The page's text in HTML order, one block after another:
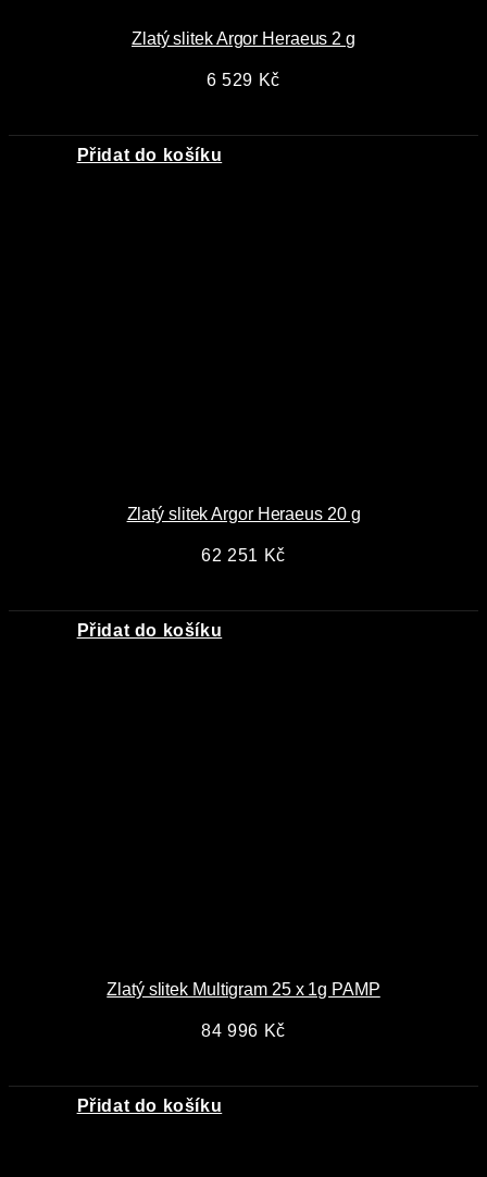
Zlatý slitek Argor Heraeus 2 g
6 529 Kč
Přidat do košíku
Zlatý slitek Argor Heraeus 20 g
62 251 Kč
Přidat do košíku
Zlatý slitek Multigram 25 x 1g PAMP
84 996 Kč
Přidat do košíku